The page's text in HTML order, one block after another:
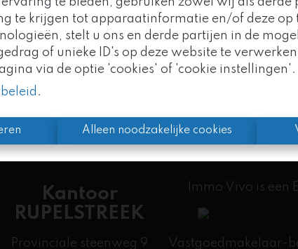
te krijgen tot apparaatinformatie en/of deze op
stelt u ons en derde partijen in de
of unieke ID's op deze website te
via de optie 'cookies' of 'cookie instellingen'.
.
Alleen noodzakelijke cookies
Te
Kantoor
RUPELSTREEK
Provinciale steenweg 9
Immo Vivo is een
Vastgoedmakelaar-
Goed nieuws!
Vivo maakt nu deel uit van deAltro
we uw vertrouwde partner, met nog meer